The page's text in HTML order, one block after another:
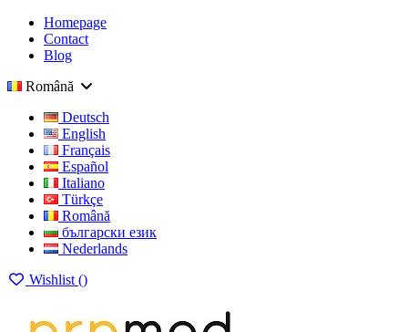
Homepage
Contact
Blog
Română
Deutsch
English
Français
Español
Italiano
Türkçe
Română
български език
Nederlands
Wishlist ()